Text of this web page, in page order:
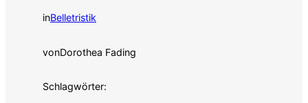
inBelletristik
vonDorothea Fading
Schlagwörter: